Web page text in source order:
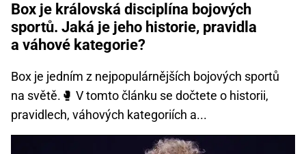
Box je královská disciplína bojových
sportů. Jaká je jeho historie, pravidla
a váhové kategorie?
Box je jedním z nejpopulárnějších bojových sportů
na světě.🥊 V tomto článku se dočtete o historii,
pravidlech, váhových kategoriích a...